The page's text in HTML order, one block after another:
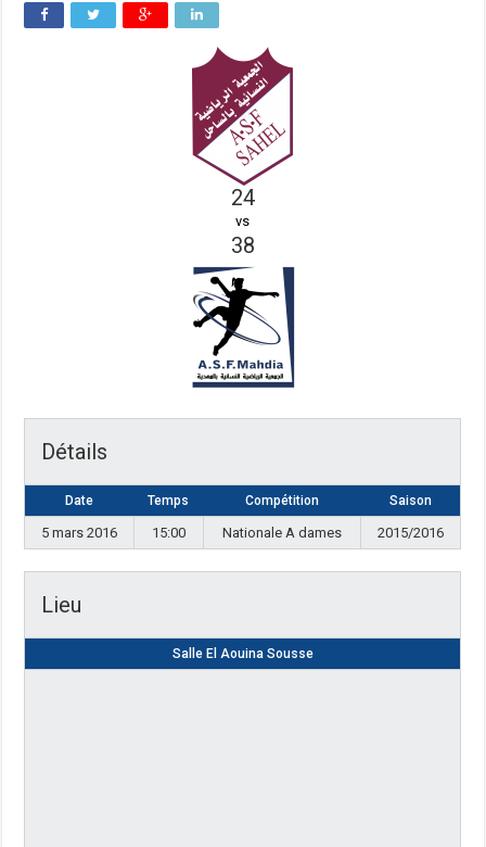
24
vs
38
Détails
Date Temps Compétition Saison
5 mars 2016 15:00 Nationale A dames 2015/2016
Lieu
Salle El Aouina Sousse